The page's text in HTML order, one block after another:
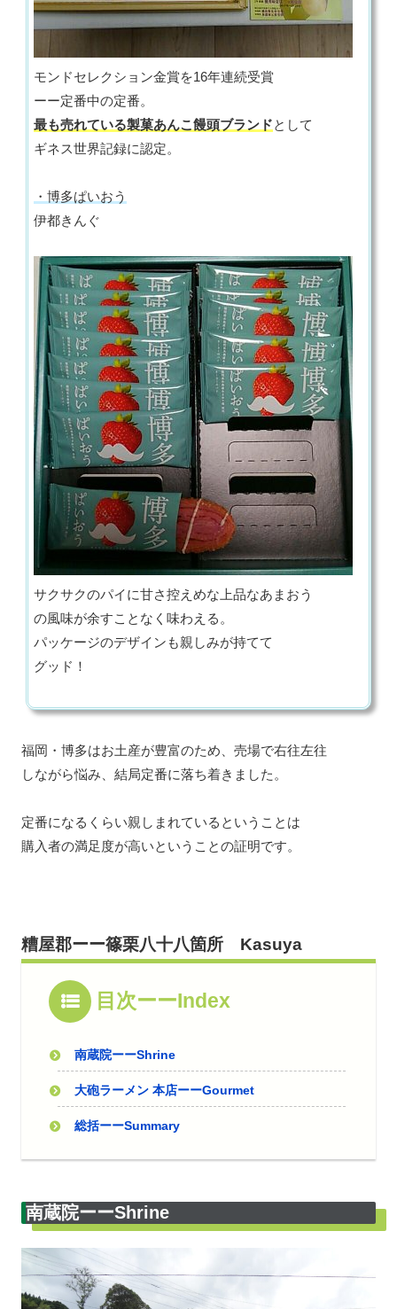
モンドセレクション金賞を16年連続受賞
ーー定番中の定番。
最も売れている製菓あんこ饅頭ブランドとして
ギネス世界記録に認定。
・博多ぱいおう
伊都きんぐ
サクサクのパイに甘さ控えめな上品なあまおう
の風味が余すことなく味わえる。
パッケージのデザインも親しみが持てて
グッド！
福岡・博多はお土産が豊富のため、売場で右往左往
しながら悩み、結局定番に落ち着きました。
定番になるくらい親しまれているということは
購入者の満足度が高いということの証明です。
糟屋郡ーー篠栗八十八箇所 Kasuya
目次ーーIndex
南蔵院ーーShrine
大砲ラーメン 本店ーーGourmet
総括ーーSummary
南蔵院ーーShrine